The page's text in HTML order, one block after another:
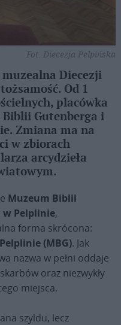
Fot. Diecezja Pelpińska
Diecezji
Od 1
placówka
Gutenberga i
Zmiana ma na
w zbiorach
arcydzieła
Muzeum Biblii
w Pelplinie,
forma skrócona:
(MBG). Jak
nazwa w pełni oddaje
oraz niezwykły
miejsca.
szyldu, lecz